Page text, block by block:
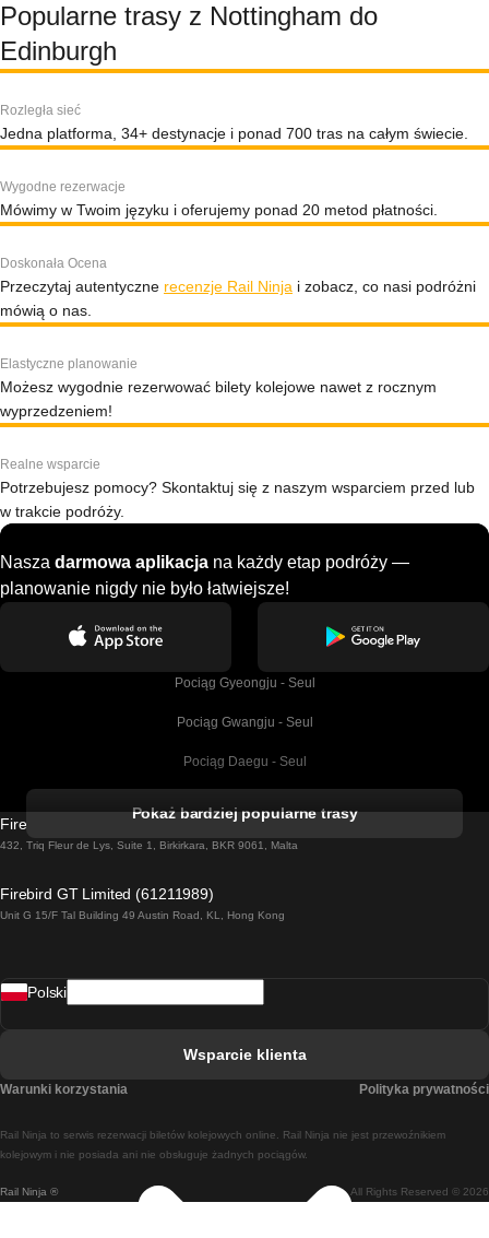
Popularne trasy z Nottingham do
Edinburgh
Rozległa sieć
Jedna platforma, 34+ destynacje i ponad 700 tras na całym świecie.
Wygodne rezerwacje
Mówimy w Twoim języku i oferujemy ponad 20 metod płatności.
Doskonała Ocena
Przeczytaj autentyczne recenzje Rail Ninja i zobacz, co nasi podróżni
mówią o nas.
Elastyczne planowanie
Możesz wygodnie rezerwować bilety kolejowe nawet z rocznym
wyprzedzeniem!
Realne wsparcie
Potrzebujesz pomocy? Skontaktuj się z naszym wsparciem przed lub
w trakcie podróży.
Nasza darmowa aplikacja na każdy etap podróży —
planowanie nigdy nie było łatwiejsze!
Pociąg Gyeongju - Seul
Pociąg Gwangju - Seul
Pociąg Daegu - Seul
Pociąg Dublin - Galway
Pociąg Rzym - Neapol
Pociąg Madryt - Lizbona
Pociąg Madryt - Barcelona
Pokaż bardziej popularne trasy
Firebird GT Limited (OC 1451)
432, Triq Fleur de Lys, Suite 1, Birkirkara, BKR 9061, Malta
Firebird GT Limited (61211989)
Unit G 15/F Tal Building 49 Austin Road, KL, Hong Kong
Rail Ninja ® All Rights Reserved © 2026
Rail Ninja to serwis rezerwacji biletów kolejowych online. Rail Ninja nie jest przewoźnikiem
kolejowym i nie posiada ani nie obsługuje żadnych pociągów.
Polski
Wsparcie klienta
Warunki korzystania Polityka prywatności